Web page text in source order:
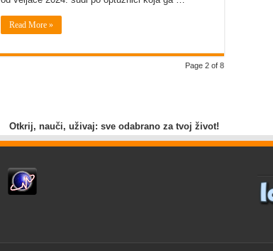
Read More »
Page 2 of 8
Otkrij, nauči, uživaj: sve odabrano za tvoj život!